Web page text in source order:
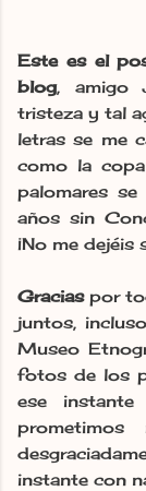
Este es el
blog, amigo
tristeza y tal
letras se me
como la
palomares
años sin
¡No me dejéis
Graciaspor
juntos,
Museo
fotos de los
ese
prometimos
instante con